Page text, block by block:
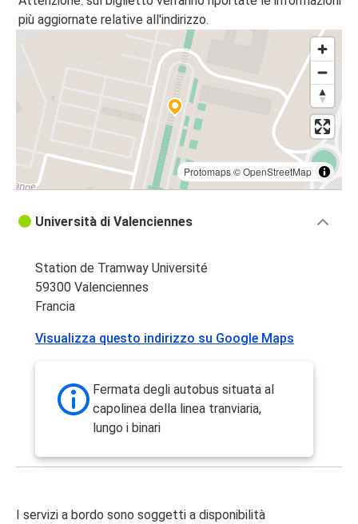
più aggiornate relative all'indirizzo.
Protomaps©OpenStreetMap
Università di Valenciennes
Station de Tramway Université
59300 Valenciennes
Francia
Visualizza questo indirizzo su Google Maps
Fermata degli autobus situata al
capolinea della linea tranviaria,
lungo i binari
I servizi a bordo sono soggetti a disponibilità